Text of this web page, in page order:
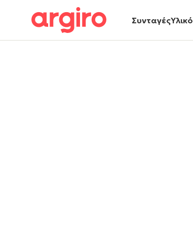
ΣυνταγέςΥλικό